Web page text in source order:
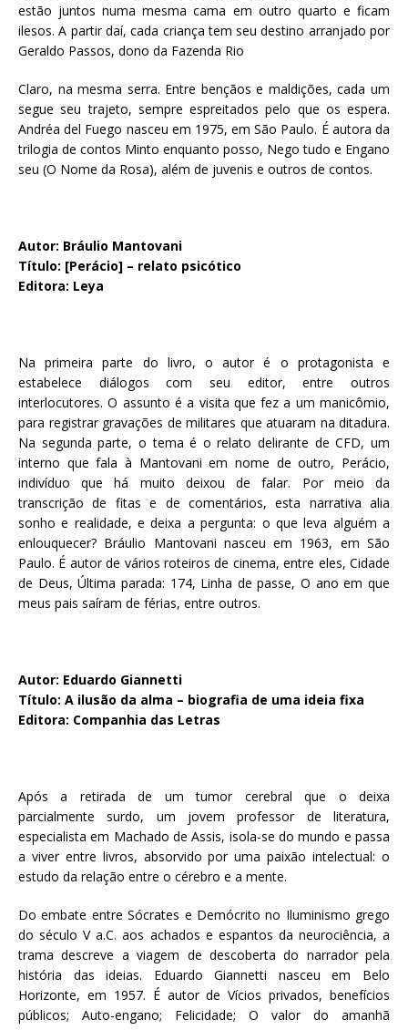
estão juntos numa mesma cama em outro quarto e ficam
ilesos. A partir daí, cada criança tem seu destino arranjado por
Geraldo Passos, dono da Fazenda Rio
Claro, na mesma serra. Entre bençãos e maldições, cada um
segue seu trajeto, sempre espreitados pelo que os espera.
Andréa del Fuego nasceu em 1975, em São Paulo. É autora da
trilogia de contos Minto enquanto posso, Nego tudo e Engano
seu (O Nome da Rosa), além de juvenis e outros de contos.
Autor: Bráulio Mantovani
Título: [Perácio] – relato psicótico
Editora: Leya
Na primeira parte do livro, o autor é o protagonista e
estabelece diálogos com seu editor, entre outros
interlocutores. O assunto é a visita que fez a um manicômio,
para registrar gravações de militares que atuaram na ditadura.
Na segunda parte, o tema é o relato delirante de CFD, um
interno que fala à Mantovani em nome de outro, Perácio,
indivíduo que há muito deixou de falar. Por meio da
transcrição de fitas e de comentários, esta narrativa alia
sonho e realidade, e deixa a pergunta: o que leva alguém a
enlouquecer? Bráulio Mantovani nasceu em 1963, em São
Paulo. É autor de vários roteiros de cinema, entre eles, Cidade
de Deus, Última parada: 174, Linha de passe, O ano em que
meus pais saíram de férias, entre outros.
Autor: Eduardo Giannetti
Título: A ilusão da alma – biografia de uma ideia fixa
Editora: Companhia das Letras
Após a retirada de um tumor cerebral que o deixa
parcialmente surdo, um jovem professor de literatura,
especialista em Machado de Assis, isola-se do mundo e passa
a viver entre livros, absorvido por uma paixão intelectual: o
estudo da relação entre o cérebro e a mente.
Do embate entre Sócrates e Demócrito no Iluminismo grego
do século V a.C. aos achados e espantos da neurociência, a
trama descreve a viagem de descoberta do narrador pela
história das ideias. Eduardo Giannetti nasceu em Belo
Horizonte, em 1957. É autor de Vícios privados, benefícios
públicos; Auto-engano; Felicidade; O valor do amanhã